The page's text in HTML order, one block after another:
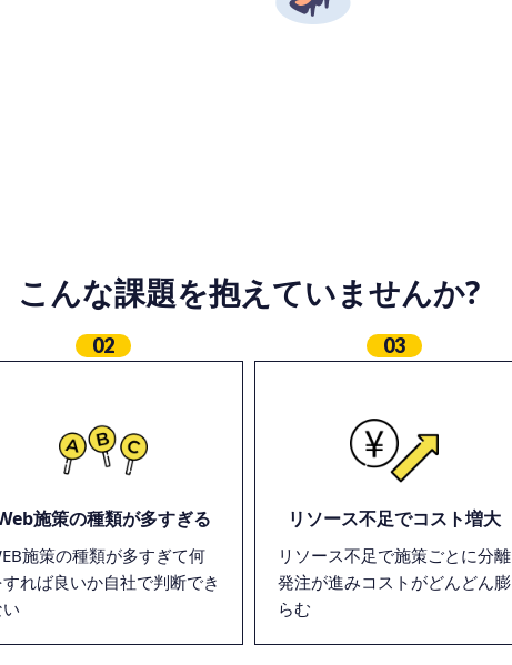
こんな課題を抱えていませんか?
02
施策の種類が多すぎる
施策の種類が多すぎて何
れば良いか自社で判断でき
03
リソース不足でコスト増大
リソース不足で施策ごとに分離
発注が進みコストがどんどん膨
らむ